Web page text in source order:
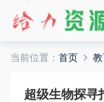
当前位置： 首页 教
超级生物探